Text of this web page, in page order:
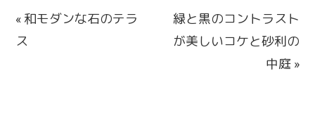
« 和モダンな石のテラ
ス
緑と黒のコントラスト
が美しいコケと砂利の
中庭 »